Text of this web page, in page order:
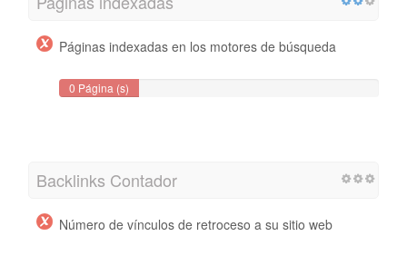
Páginas indexadas en los motores de búsqueda
0 Página (s)
Backlinks Contador
Número de vínculos de retroceso a su sitio web